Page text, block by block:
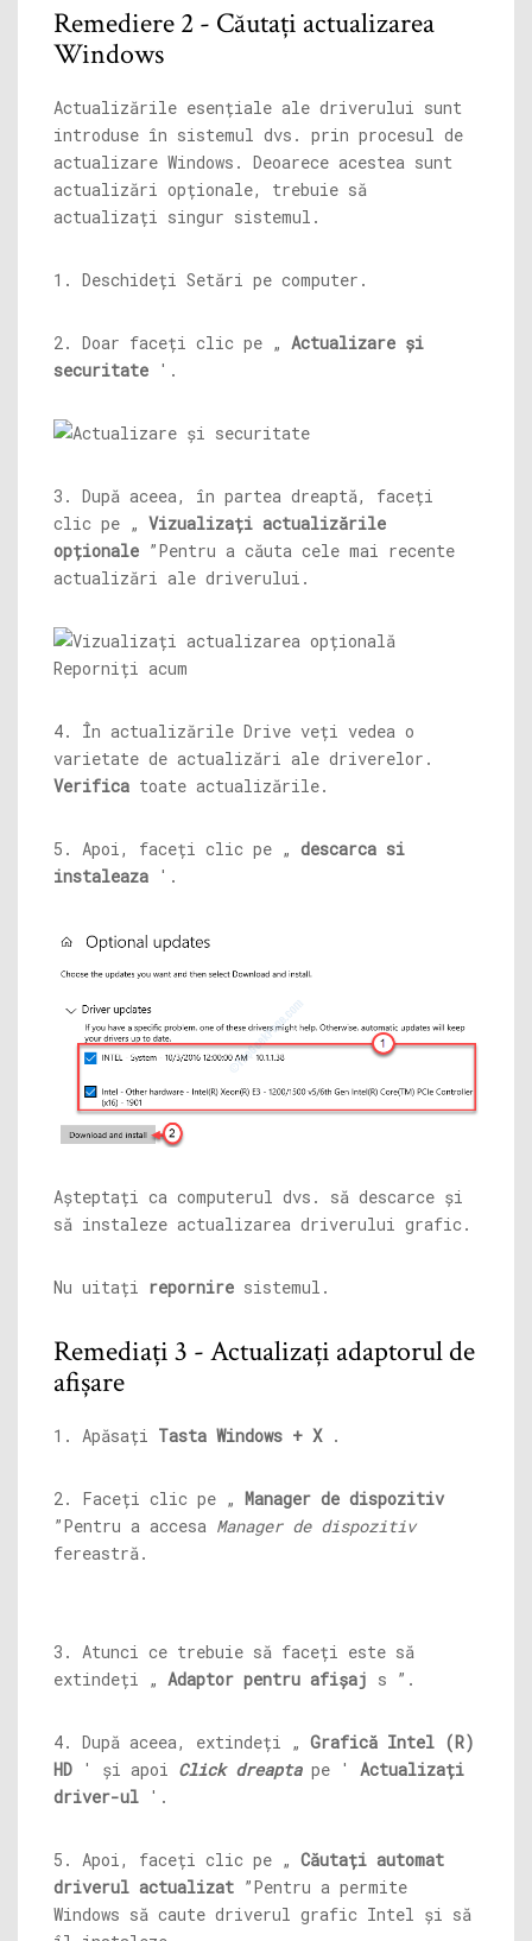
Remediere 2 - Căutați actualizarea
Windows
Actualizările esențiale ale driverului sunt
introduse în sistemul dvs. prin procesul de
actualizare Windows. Deoarece acestea sunt
actualizări opționale, trebuie să
actualizați singur sistemul.
1. Deschideți Setări pe computer.
2. Doar faceți clic pe „ Actualizare și
securitate '.
3. După aceea, în partea dreaptă, faceți
clic pe „ Vizualizați actualizările
opționale ”Pentru a căuta cele mai recente
actualizări ale driverului.
4. În actualizările Drive veți vedea o
varietate de actualizări ale driverelor.
Verifica toate actualizările.
5. Apoi, faceți clic pe „ descarca si
instaleaza '.
Așteptați ca computerul dvs. să descarce și
să instaleze actualizarea driverului grafic.
Nu uitați repornire sistemul.
Remediați 3 - Actualizați adaptorul de
afișare
1. Apăsați Tasta Windows + X.
2. Faceți clic pe „ Manager de dispozitiv
”Pentru a accesa Manager de dispozitiv
fereastră.
3. Atunci ce trebuie să faceți este să
extindeți „ Adaptor pentru afișaj s ”.
4. După aceea, extindeți „ Grafică Intel (R)
HD ' și apoi Click dreapta pe ' Actualizați
driver-ul '.
5. Apoi, faceți clic pe „ Căutați automat
driverul actualizat ”Pentru a permite
Windows să caute driverul grafic Intel și să